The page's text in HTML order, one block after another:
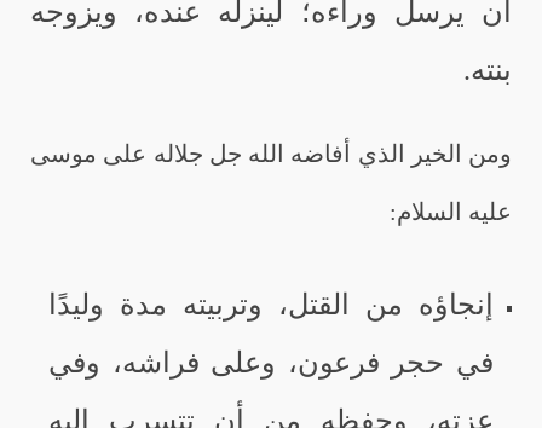
أن يرسل وراءه؛ لينزله عنده، ويزوجه
بنته.
ومن الخير الذي أفاضه الله جل جلاله على موسى
عليه السلام:
إنجاؤه من القتل، وتربيته مدة وليدًا
في حجر فرعون، وعلى فراشه، وفي
عزته، وحفظه من أن تتسرب إليه